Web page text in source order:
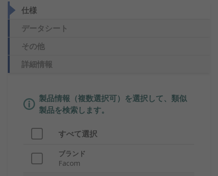
仕様
データシート
その他
詳細情報
製品情報（複数選択可）を選択して、類似
製品を検索します。
すべて選択
ブランド
Facom